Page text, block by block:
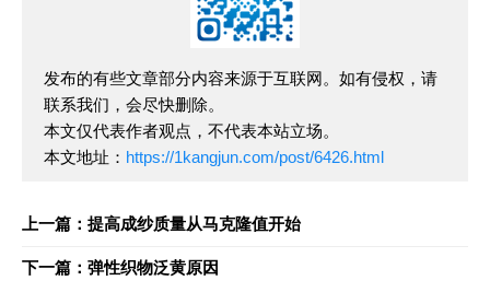
发布的有些文章部分内容来源于互联网。如有侵权，请
联系我们，会尽快删除。
本文仅代表作者观点，不代表本站立场。
本文地址： https://1kangjun.com/post/6426.html
上一篇：提高成纱质量从马克隆值开始
下一篇：弹性织物泛黄原因